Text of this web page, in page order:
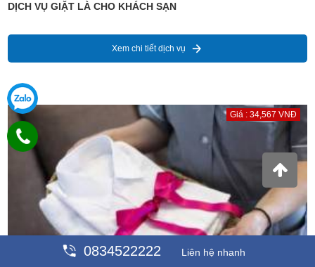
DỊCH VỤ GIẶT LÀ CHO KHÁCH SẠN
Xem chi tiết dịch vụ
Giá : 34,567 VNĐ
0834522222 Liên hệ nhanh